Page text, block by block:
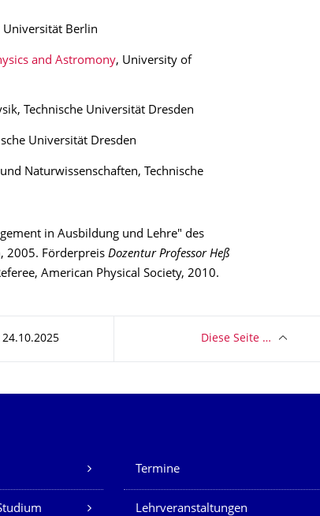
Universität Berlin
and Astromony, University of
Technische Universität Dresden
Universität Dresden
Naturwissenschaften, Technische
in Ausbildung und Lehre" des
2005. Förderpreis Dozentur Professor Heß
American Physical Society, 2010.
Diese Seite …
Termine
Lehrveranstaltungen